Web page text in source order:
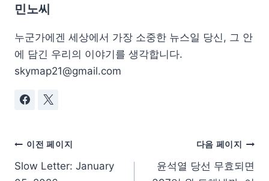
민노씨
누군가에겐 세상에서 가장 소중한 뉴스일 당신, 그 안
에 담긴 우리의 이야기를 생각합니다.
skymap21@gmail.com
이전 페이지
Slow Letter: January
다음 페이지
윤석열 당선 무효되면